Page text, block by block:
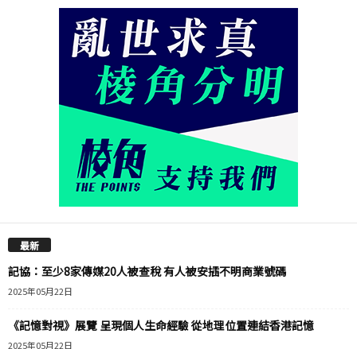
最新
記協：至少8家傳媒20人被查稅 有人被安插不明商業號碼
2025年05月22日
《記憶對視》展覽 呈現個人生命經驗 從地理位置連結香港記憶
2025年05月22日